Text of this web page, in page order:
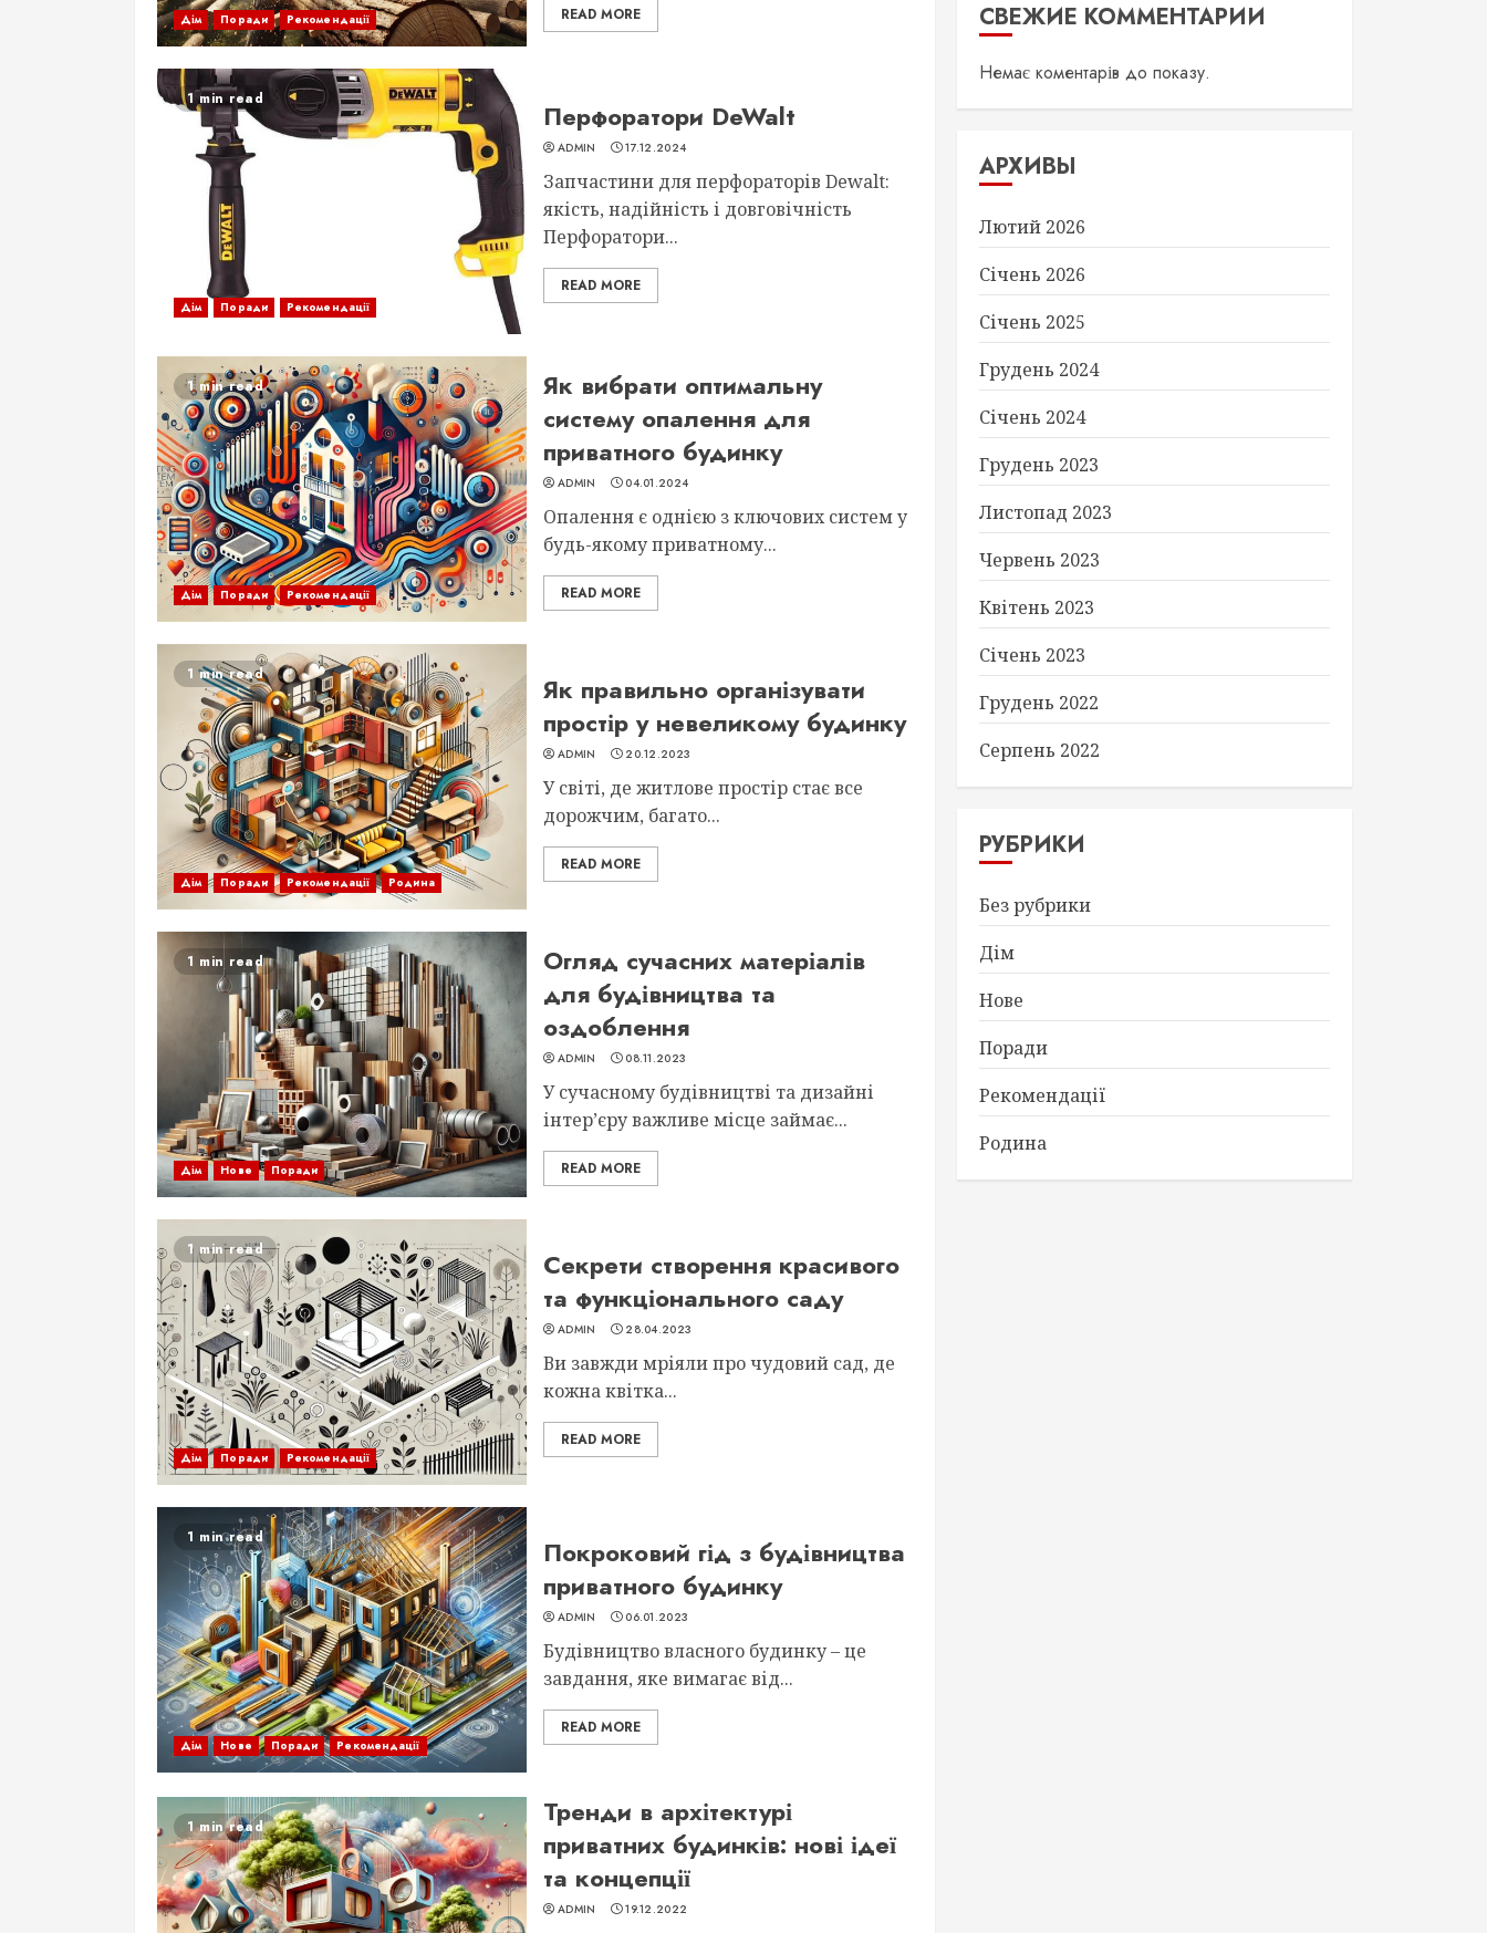
Дім Поради Рекомендації READ MORE
1 min read
Дім Поради Рекомендації
Перфоратори DeWalt
ADMIN 17.12.2024
Запчастини для перфораторів Dewalt:
якість, надійність і довговічність
Перфоратори...
READ MORE
1 min read
Дім Поради Рекомендації
Як вибрати оптимальну
систему опалення для
приватного будинку
ADMIN 04.01.2024
Опалення є однією з ключових систем у
будь-якому приватному...
READ MORE
1 min read
Дім Поради Рекомендації Родина
Як правильно організувати
простір у невеликому будинку
ADMIN 20.12.2023
У світі, де житлове простір стає все
дорожчим, багато...
READ MORE
1 min read
Дім Нове Поради
Огляд сучасних матеріалів
для будівництва та
оздоблення
ADMIN 08.11.2023
У сучасному будівництві та дизайні
інтер’єру важливе місце займає...
READ MORE
1 min read
Дім Поради Рекомендації
Секрети створення красивого
та функціонального саду
ADMIN 28.04.2023
Ви завжди мріяли про чудовий сад, де
кожна квітка...
READ MORE
1 min read
Дім Нове Поради Рекомендації
Покроковий гід з будівництва
приватного будинку
ADMIN 06.01.2023
Будівництво власного будинку – це
завдання, яке вимагає від...
READ MORE
1 min read
Тренди в архітектурі
приватних будинків: нові ідеї
та концепції
ADMIN 19.12.2022
СВЕЖИЕ КОММЕНТАРИИ
Немає коментарів до показу.
АРХИВЫ
Лютий 2026
Січень 2026
Січень 2025
Грудень 2024
Січень 2024
Грудень 2023
Листопад 2023
Червень 2023
Квітень 2023
Січень 2023
Грудень 2022
Серпень 2022
РУБРИКИ
Без рубрики
Дім
Нове
Поради
Рекомендації
Родина